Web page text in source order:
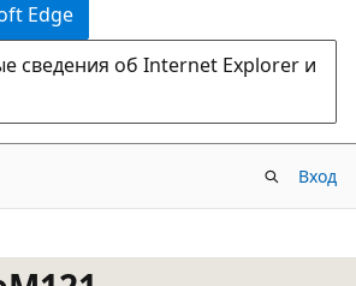
Edge
сведения об Internet Explorer и
Вход